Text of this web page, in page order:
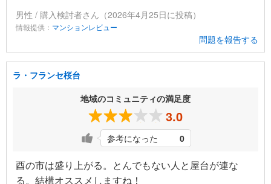
男性 / 購入検討者さん（2026年4月25日に投稿）
情報提供： マンションレビュー
問題を報告する
ラ・フランセ桜台
地域のコミュニティの満足度
3.0
参考になった 0
酉の市は盛り上がる。とんでもない人と屋台が連な
る。結構オススメしますね！